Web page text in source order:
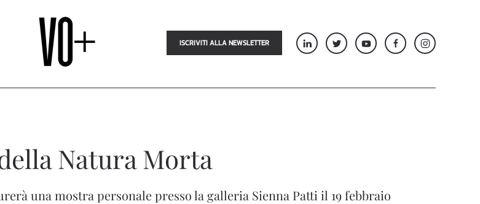
ISCRIVITI ALLA NEWSLETTER
Natura Morta
una mostra personale presso la galleria Sienna Patti il ​​19 febbraio